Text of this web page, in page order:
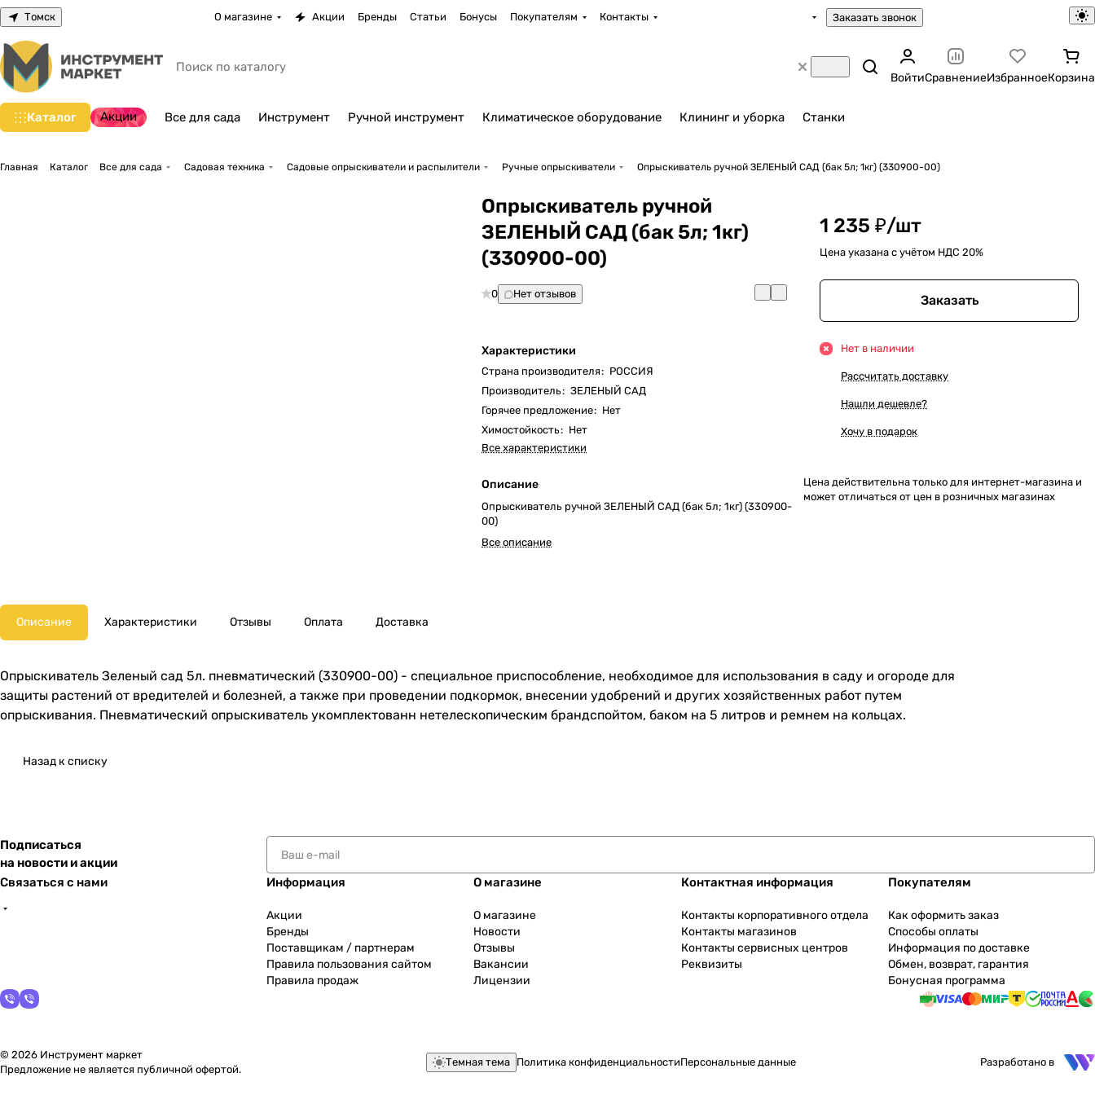
Томск О магазине Акции Бренды Статьи Бонусы Покупателям Контакты Заказать звонок
ВойтиСравнениеИзбранноеКорзина
Каталог Акции Все для сада Инструмент Ручной инструмент Климатическое оборудование Клининг и уборка Станки
Главная Каталог Все для сада Садовая техника Садовые опрыскиватели и распылители Ручные опрыскиватели Опрыскиватель ручной ЗЕЛЕНЫЙ САД (бак 5л; 1кг) (330900-00)
Опрыскиватель ручной
ЗЕЛЕНЫЙ САД (бак 5л; 1кг)
(330900-00)
0 Нет отзывов
Характеристики
Страна производителя: РОССИЯ
Производитель: ЗЕЛЕНЫЙ САД
Горячее предложение: Нет
Химостойкость: Нет
Все характеристики
Описание
Опрыскиватель ручной ЗЕЛЕНЫЙ САД (бак 5л; 1кг) (330900-
00)
Все описание
1 235 ₽/шт
Цена указана с учётом НДС 20%
Заказать
Нет в наличии
Рассчитать доставку
Нашли дешевле?
Хочу в подарок
Цена действительна только для интернет-магазина и
может отличаться от цен в розничных магазинах
Описание Характеристики Отзывы Оплата Доставка
Опрыскиватель Зеленый сад 5л. пневматический (330900-00) - специальное приспособление, необходимое для использования в саду и огороде для
защиты растений от вредителей и болезней, а также при проведении подкормок, внесении удобрений и других хозяйственных работ путем
опрыскивания. Пневматический опрыскиватель укомплектованн нетелескопическим брандспойтом, баком на 5 литров и ремнем на кольцах.
Назад к списку
Подписаться
на новости и акции
Связаться с нами
Информация
Акции
Бренды
Поставщикам / партнерам
Правила пользования сайтом
Правила продаж
О магазине
О магазине
Новости
Отзывы
Вакансии
Лицензии
Контактная информация
Контакты корпоративного отдела
Контакты магазинов
Контакты сервисных центров
Реквизиты
Покупателям
Как оформить заказ
Способы оплаты
Информация по доставке
Обмен, возврат, гарантия
Бонусная программа
© 2026 Инструмент маркет
Предложение не является публичной офертой.
Темная тема Политика конфиденциальностиПерсональные данные Разработано в